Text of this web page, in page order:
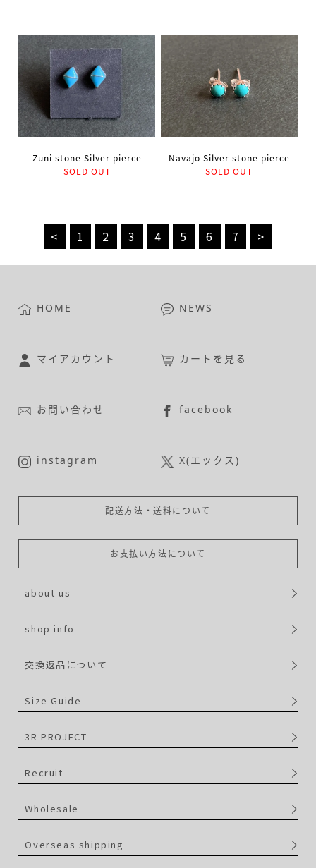
Zuni stone Silver pierce
SOLD OUT
Navajo Silver stone pierce
SOLD OUT
< 1 2 3 4 5 6 7 >
HOME NEWS
マイアカウント カートを見る
お問い合わせ facebook
instagram X(エックス)
配送方法・送料について
お支払い方法について
about us
shop info
交換返品について
Size Guide
3R PROJECT
Recruit
Wholesale
Overseas shipping